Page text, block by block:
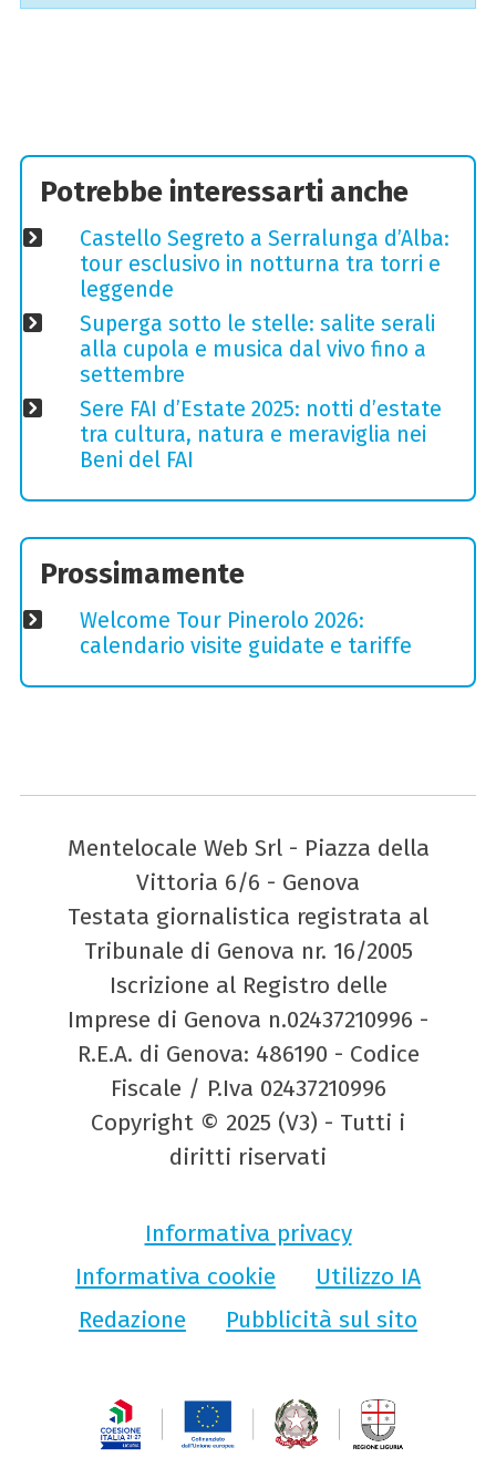
Potrebbe interessarti anche
Castello Segreto a Serralunga d’Alba:
tour esclusivo in notturna tra torri e
leggende
Superga sotto le stelle: salite serali
alla cupola e musica dal vivo fino a
settembre
Sere FAI d’Estate 2025: notti d’estate
tra cultura, natura e meraviglia nei
Beni del FAI
Prossimamente
Welcome Tour Pinerolo 2026:
calendario visite guidate e tariffe
Mentelocale Web Srl - Piazza della
Vittoria 6/6 - Genova
Testata giornalistica registrata al
Tribunale di Genova nr. 16/2005
Iscrizione al Registro delle
Imprese di Genova n.02437210996 -
R.E.A. di Genova: 486190 - Codice
Fiscale / P.Iva 02437210996
Copyright © 2025 (V3) - Tutti i
diritti riservati
Informativa privacy
Informativa cookie
Utilizzo IA
Redazione
Pubblicità sul sito